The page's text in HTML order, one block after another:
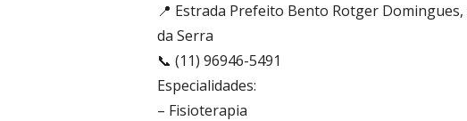
📍 Estrada Prefeito Bento Rotger
da Serra
📞 (11) 96946-5491
Especialidades:
– Fisioterapia